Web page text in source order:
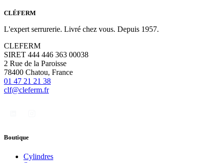
CLÉFERM
L'expert serrurerie. Livré chez vous. Depuis 1957.
CLEFERM
SIRET 444 446 363 00038
2 Rue de la Paroisse
78400 Chatou, France
01 47 21 21 38
clf@cleferm.fr
Boutique
Cylindres